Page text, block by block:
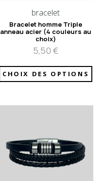
bracelet
Bracelet homme Triple
anneau acier (4 couleurs au
choix)
5,50€
CHOIX DES OPTIONS